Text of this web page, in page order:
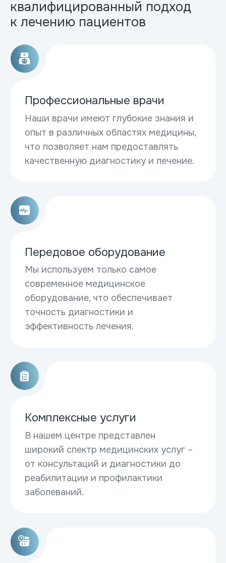
квалифицированный подход
к лечению пациентов